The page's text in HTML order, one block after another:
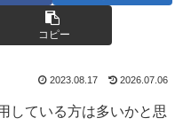
コピー
2023.08.17 2026.07.06
している方は多いかと思